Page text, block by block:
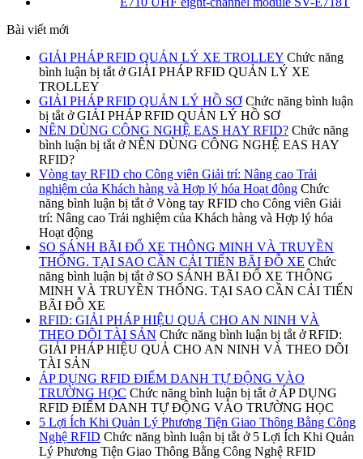
Bài viết mới
GIẢI PHÁP RFID QUẢN LÝ XE TROLLEY Chức năng
bình luận bị tắt ở GIẢI PHÁP RFID QUẢN LÝ XE
TROLLEY
GIẢI PHÁP RFID QUẢN LÝ HỒ SƠ Chức năng bình luận
bị tắt ở GIẢI PHÁP RFID QUẢN LÝ HỒ SƠ
NÊN DÙNG CÔNG NGHỆ EAS HAY RFID? Chức năng
bình luận bị tắt ở NÊN DÙNG CÔNG NGHỆ EAS HAY
RFID?
Vòng tay RFID cho Công viên Giải trí: Nâng cao Trải
nghiệm của Khách hàng và Hợp lý hóa Hoạt động Chức
năng bình luận bị tắt ở Vòng tay RFID cho Công viên Giải
trí: Nâng cao Trải nghiệm của Khách hàng và Hợp lý hóa
Hoạt động
SO SÁNH BÃI ĐỔ XE THÔNG MINH VÀ TRUYỀN
THỐNG. TẠI SAO CẦN CẢI TIẾN BÃI ĐỖ XE Chức
năng bình luận bị tắt ở SO SÁNH BÃI ĐỔ XE THÔNG
MINH VÀ TRUYỀN THỐNG. TẠI SAO CẦN CẢI TIẾN
BÃI ĐỖ XE
RFID: GIẢI PHÁP HIỆU QUẢ CHO AN NINH VÀ
THEO DÕI TÀI SẢN Chức năng bình luận bị tắt ở RFID:
GIẢI PHÁP HIỆU QUẢ CHO AN NINH VÀ THEO DÕI
TÀI SẢN
ÁP DỤNG RFID ĐIỂM DANH TỰ ĐỘNG VÀO
TRƯỜNG HỌC Chức năng bình luận bị tắt ở ÁP DỤNG
RFID ĐIỂM DANH TỰ ĐỘNG VÀO TRƯỜNG HỌC
5 Lợi Ích Khi Quản Lý Phương Tiện Giao Thông Bằng Công
Nghệ RFID Chức năng bình luận bị tắt ở 5 Lợi Ích Khi Quản
Lý Phương Tiện Giao Thông Bằng Công Nghệ RFID